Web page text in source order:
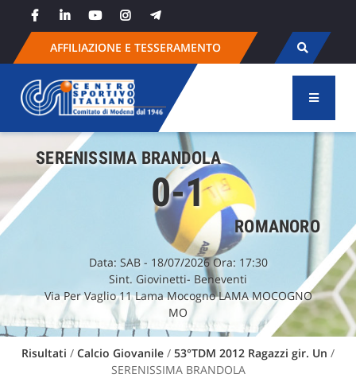
content
AFFILIAZIONE E TESSERAMENTO
SERENISSIMA BRANDOLA
0-1
ROMANORO
Data: SAB- 18/07/2026 Ora: 17:30
Sint. Giovinetti- Beneventi
Via Per Vaglio 11 Lama Mocogno LAMA MOCOGNO
MO
Risultati / Calcio Giovanile / 53°TDM 2012 Ragazzi gir. Un /
SERENISSIMA BRANDOLA